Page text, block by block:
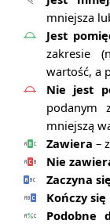
mniejsza
Jest
zakresie
wartość, a
Nie jest
podanym
mniejszą
Zawiera –
Nie
Zaczyna
Kończy się
Podobne